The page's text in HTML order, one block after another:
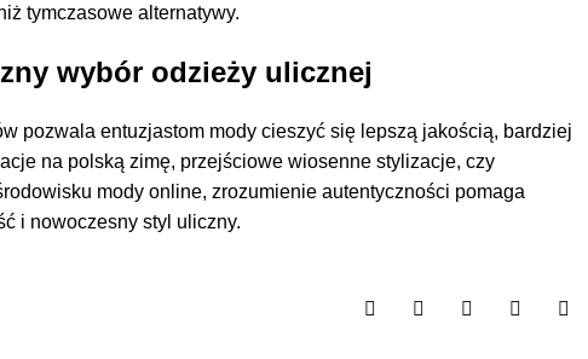
tymczasowe alternatywy.
wybór odzieży ulicznej
pozwala entuzjastom mody cieszyć się lepszą jakością, bardziej
na polską zimę, przejściowe wiosenne stylizacje, czy
mody online, zrozumienie autentyczności pomaga
i nowoczesny styl uliczny.